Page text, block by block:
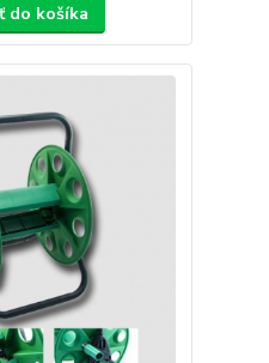
do košíka